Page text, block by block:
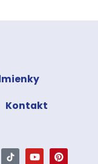
Kontakt